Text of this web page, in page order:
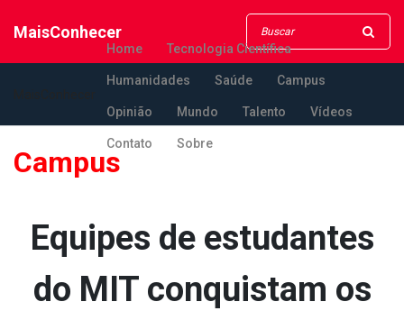
MaisConhecer
Home Tecnologia Científica
Humanidades Saúde Campus
Opinião Mundo Talento Vídeos
Contato Sobre
Campus
Equipes de estudantes
do MIT conquistam os